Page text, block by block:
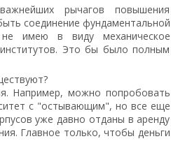
рычагов повышения
соединение фундаментальной
имею в виду механическое
институтов. Это бы было полным
Например, можно попробовать
с "остывающим", но все еще
уже давно отданы в аренду
Главное только, чтобы деньги